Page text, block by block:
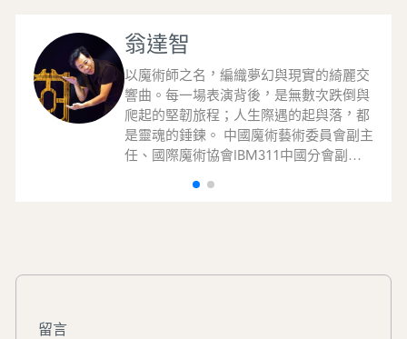
翁達智
以魔術師之名，編織夢幻與現實的綺麗交
響曲。每一場表演背後，是無數次跌倒與
爬起的堅韌旅程；人生際遇的起與落，都
是靈魂的錘鍊。 中國魔術藝術委員會副主
任、國際魔術協會IBM311中國分會副主
嶺南文化國際傳播使者證書。榮獲包括
留言